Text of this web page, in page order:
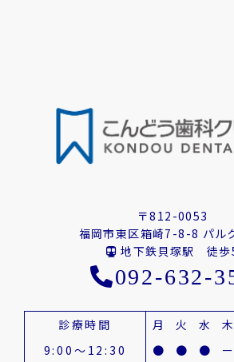
〒812-0053
福岡市東区箱崎7-8-8 パル
地下鉄貝塚駅 徒歩
092-632-
診療時間 月 火 水 木
9:00～12:30
● ● ● ー